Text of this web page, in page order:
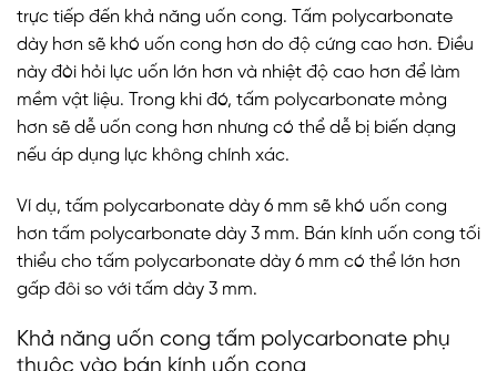
trực tiếp đến khả năng uốn cong. Tấm polycarbonate
dày hơn sẽ khó uốn cong hơn do độ cứng cao hơn. Điều
này đòi hỏi lực uốn lớn hơn và nhiệt độ cao hơn để làm
mềm vật liệu. Trong khi đó, tấm polycarbonate mỏng
hơn sẽ dễ uốn cong hơn nhưng có thể dễ bị biến dạng
nếu áp dụng lực không chính xác.
Ví dụ, tấm polycarbonate dày 6 mm sẽ khó uốn cong
hơn tấm polycarbonate dày 3 mm. Bán kính uốn cong tối
thiểu cho tấm polycarbonate dày 6 mm có thể lớn hơn
gấp đôi so với tấm dày 3 mm.
Khả năng uốn cong tấm polycarbonate phụ
thuộc vào bán kính uốn cong